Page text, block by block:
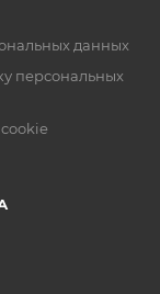
данных
персональных